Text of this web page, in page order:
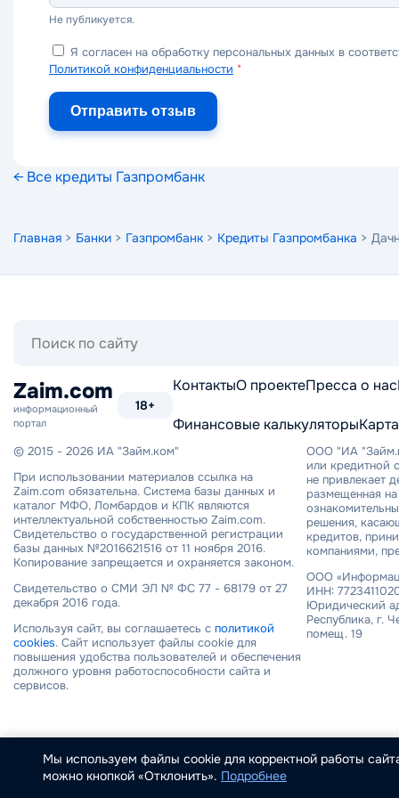
Не публикуется.
Я согласен на обработку персональных данных в
Политикой конфиденциальности *
Отправить отзыв
← Все кредиты Газпромбанк
Главная > Банки > Газпромбанк > Кредиты Газпромбанка >
Zaim.com
информационный
портал
18+
КонтактыО проектеПресса о нас
Финансовые калькуляторы
© 2015 - 2026 ИА "Займ.ком"
При использовании материалов ссылка на
Zaim.com обязательна. Система базы данных и
каталог МФО, Ломбардов и КПК являются
интеллектуальной собственностью Zaim.com.
Свидетельство о государственной регистрации
базы данных №2016621516 от 11 ноября 2016.
Копирование запрещается и охраняется законом.
Свидетельство о СМИ ЭЛ № ФС 77 - 68179 от 27
декабря 2016 года.
Используя сайт, вы соглашаетесь с политикой
cookies. Сайт использует файлы cookie для
повышения удобства пользователей и обеспечения
должного уровня работоспособности сайта и
сервисов.
ООО "ИА
или кредитной
не привлекает
размещенная
решения,
кредитов,
компаниями,
ООО
ИНН:
Юридический
Республика, г.
помещ. 19
Мы используем файлы cookie для корректной работы
можно кнопкой «Отклонить». Подробнее